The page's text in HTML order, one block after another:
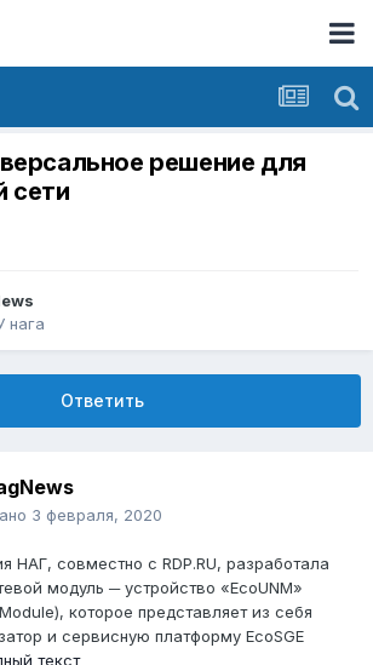
решение для
сети
нага
Ответить
3 февраля, 2020
НАГ, совместно с RDP.RU, разработала
модуль ─ устройство «EcoUNM»
которое представляет из себя
и сервисную платформу EcoSGE
текст